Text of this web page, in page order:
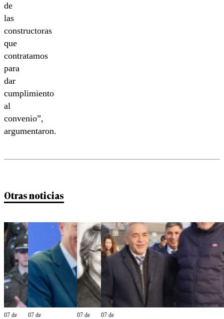
de
las
constructoras
que
contratamos
para
dar
cumplimiento
al
convenio”,
argumentaron.
Otras noticias
07 de
07 de
07 de
07 de